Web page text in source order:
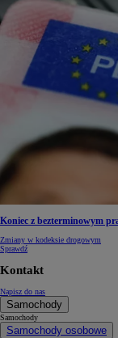
Koniec z bezterminowym
Zmiany w kodeksie drogowym
Sprawdź
Kontakt
Napisz do nas
Samochody
Samochody
Samochody osobowe